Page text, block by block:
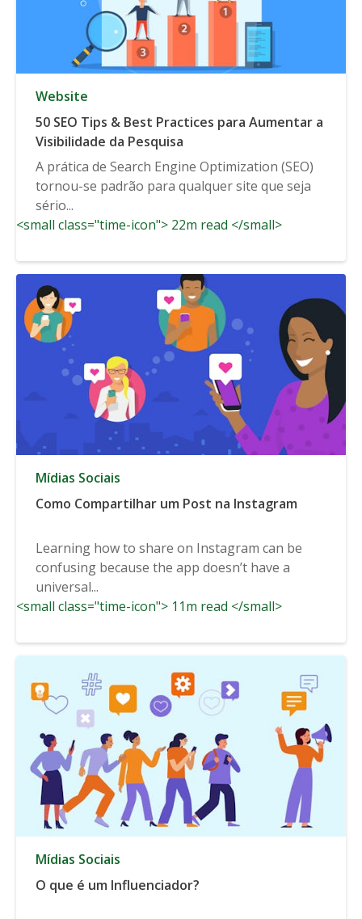
Website
50 SEO Tips & Best Practices para Aumentar a
Visibilidade da Pesquisa
A prática de Search Engine Optimization (SEO)
tornou-se padrão para qualquer site que seja
sério...
<small class="time-icon"> 22m read </small>
Mídias Sociais
Como Compartilhar um Post na Instagram
Learning how to share on Instagram can be
confusing because the app doesn’t have a
universal...
<small class="time-icon"> 11m read </small>
Mídias Sociais
O que é um Influenciador?